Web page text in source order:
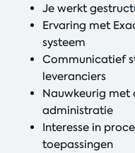
Je werkt
Ervaring met
systeem
Communicatief
leveranciers
Nauwkeurig met
administratie
Interesse in
toepassingen